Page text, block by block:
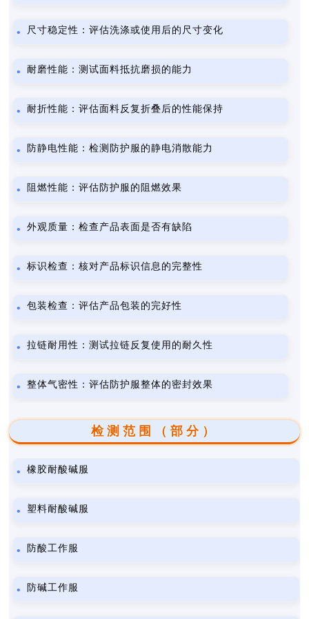
尺寸稳定性：评估洗涤或使用后的尺寸变化
耐磨性能：测试面料抵抗磨损的能力
耐折性能：评估面料反复折叠后的性能保持
防静电性能：检测防护服的静电消散能力
阻燃性能：评估防护服的阻燃效果
外观质量：检查产品表面是否有缺陷
标识检查：核对产品标识信息的完整性
包装检查：评估产品包装的完好性
拉链耐用性：测试拉链反复使用的耐久性
整体气密性：评估防护服整体的密封效果
检测范围（部分）
橡胶耐酸碱服
塑料耐酸碱服
防酸工作服
防碱工作服